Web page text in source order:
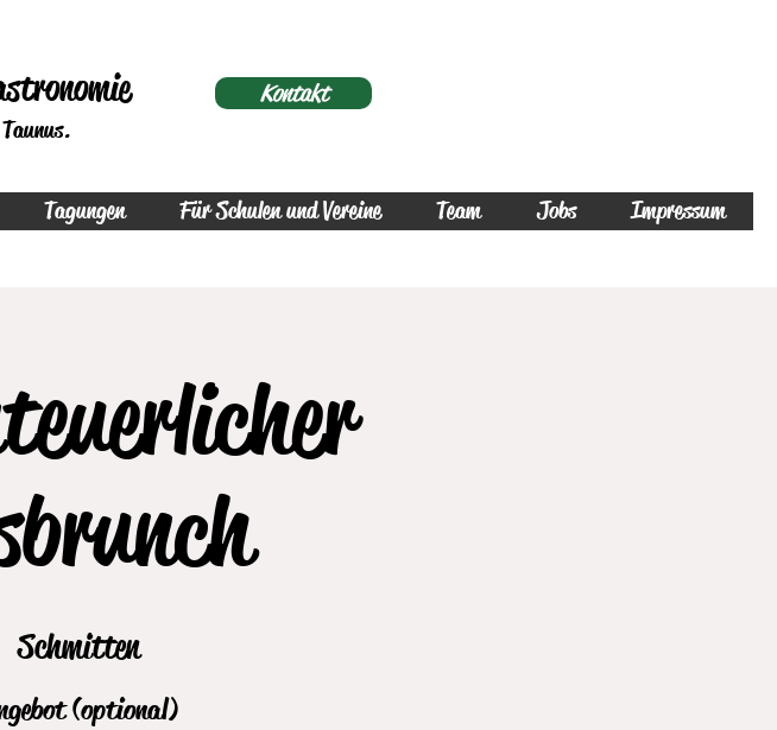
Kontakt
Tagungen Für Schulen und Vereine Team Jobs Impressum
Schmitten
(optional)